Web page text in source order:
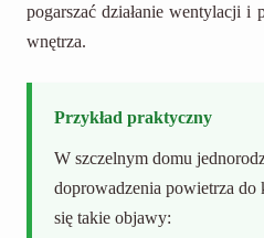
pogarszać działanie wentylacji
wnętrza.
Przykład praktyczny
W szczelnym domu
doprowadzenia powietrza do
się takie objawy: